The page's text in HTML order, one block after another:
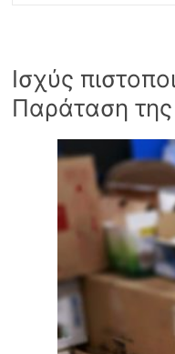
Ισχύς
Παράταση